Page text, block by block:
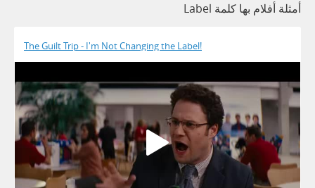
أمثلة أفلام بها كلمة Label
The Guilt Trip - I'm Not Changing the Label!